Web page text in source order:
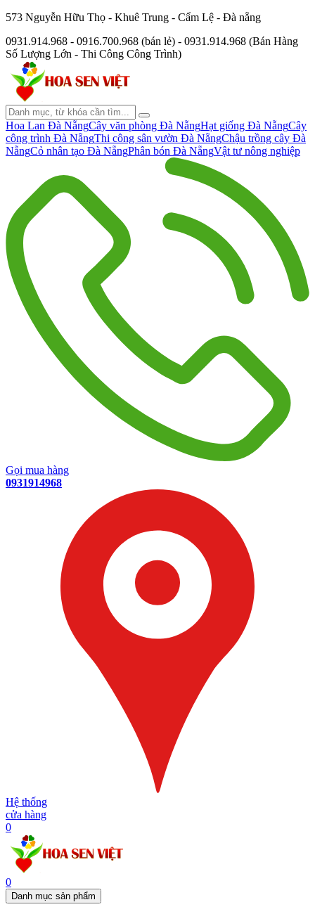
573 Nguyễn Hữu Thọ - Khuê Trung - Cẩm Lệ - Đà nẵng
0931.914.968 - 0916.700.968 (bán lẻ) - 0931.914.968 (Bán Hàng
Số Lượng Lớn - Thi Công Công Trình)
Hoa Lan Đà NẵngCây văn phòng Đà NẵngHạt giống Đà NẵngCây
công trình Đà NẵngThi công sân vườn Đà NẵngChậu trồng cây Đà
NẵngCỏ nhân tạo Đà NẵngPhân bón Đà NẵngVật tư nông nghiệp
Gọi mua hàng
0931914968
Hệ thống
cửa hàng
0
0
Danh mục sản phẩm